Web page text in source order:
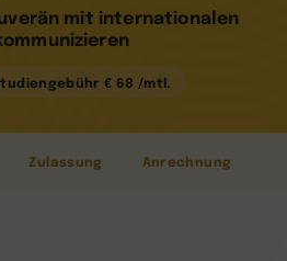
mit internationalen
€ 68 /mtl.
Zulassung Anrechnung